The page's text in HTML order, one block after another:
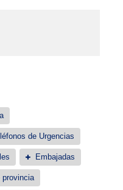
de Urgencias
Embajadas
provincia